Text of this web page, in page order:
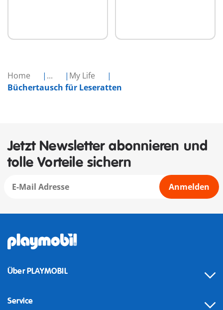
Home ...
My Life
Büchertausch für Leseratten
Jetzt Newsletter abonnieren und
tolle Vorteile sichern
Anmelden
Über PLAYMOBIL
Service